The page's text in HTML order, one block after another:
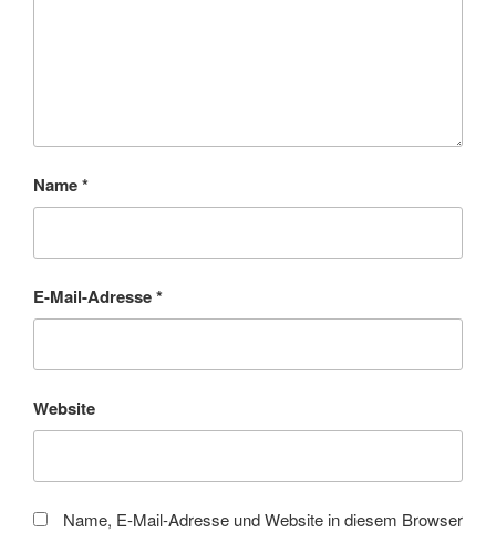
Name*
E-Mail-Adresse*
Website
Name, E-Mail-Adresse und Website in diesem Browser